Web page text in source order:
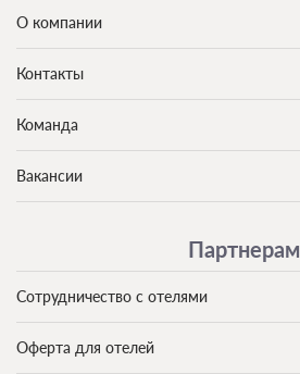
О компании
Контакты
Команда
Вакансии
Партнерам
Сотрудничество с отелями
Оферта для отелей